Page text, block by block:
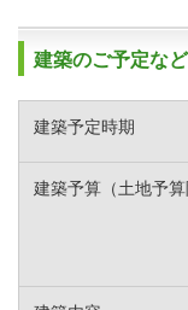
建築のご予定など
建築予定時期
建築予算（土地予算